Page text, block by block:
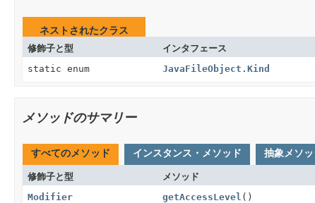
ネストされたクラス
修飾子と型 インタフェース
static enum
JavaFileObject.Kind
メソッドのサマリー
すべてのメソッド インスタンス・メソッド 抽象メソッ
修飾子と型 メソッド
Modifier
getAccessLevel ()